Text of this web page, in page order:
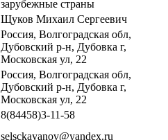
зарубежные страны
Щуков Михаил Сергеевич
Россия, Волгоградская обл,
Дубовский р-н, Дубовка г,
Московская ул, 22
Россия, Волгоградская обл,
Дубовский р-н, Дубовка г,
Московская ул, 22
8(84458)3-11-58
selsckayanov@yandex.ru